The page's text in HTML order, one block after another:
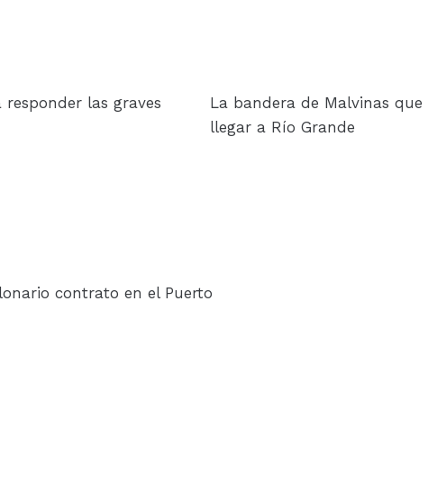
las graves
La bandera de Malvinas
llegar a Río Grande
contrato en el Puerto